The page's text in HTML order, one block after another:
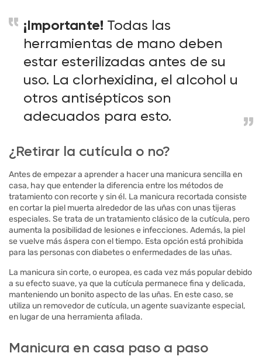
¡Importante! Todas las
herramientas de mano deben
estar esterilizadas antes de su
uso. La clorhexidina, el alcohol u
otros antisépticos son
adecuados para esto.
¿Retirar la cutícula o no?
Antes de empezar a aprender a hacer una manicura sencilla en
casa, hay que entender la diferencia entre los métodos de
tratamiento con recorte y sin él. La manicura recortada consiste
en cortar la piel muerta alrededor de las uñas con unas tijeras
especiales. Se trata de un tratamiento clásico de la cutícula, pero
aumenta la posibilidad de lesiones e infecciones. Además, la piel
se vuelve más áspera con el tiempo. Esta opción está prohibida
para las personas con diabetes o enfermedades de las uñas.
La manicura sin corte, o europea, es cada vez más popular debido
a su efecto suave, ya que la cutícula permanece fina y delicada,
manteniendo un bonito aspecto de las uñas. En este caso, se
utiliza un removedor de cutícula, un agente suavizante especial,
en lugar de una herramienta afilada.
Manicura en casa paso a paso